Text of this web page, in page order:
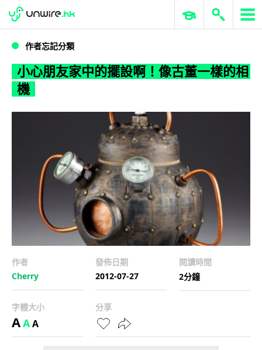
小心朋友家中的擺設啊！像古董一樣的相機
WWDC 2026 ERP 與商業 AI
作者忘記分類
小心朋友家中的擺設啊！像古董一樣的相
機
作者
Cherry
發佈日期
2012-07-27
閱讀時間
2分鐘
字體大小
AAA
分享